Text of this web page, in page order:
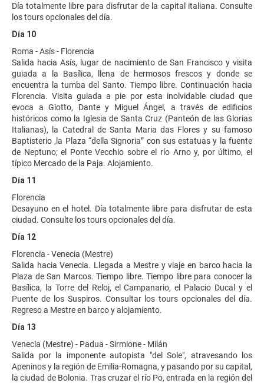
Día totalmente libre para disfrutar de la capital italiana. Consulte
los tours opcionales del día.
Día 10
Roma - Asís - Florencia
Salida hacia Asís, lugar de nacimiento de San Francisco y visita
guiada a la Basílica, llena de hermosos frescos y donde se
encuentra la tumba del Santo. Tiempo libre. Continuación hacia
Florencia. Visita guiada a pie por esta inolvidable ciudad que
evoca a Giotto, Dante y Miguel Ángel, a través de edificios
históricos como la Iglesia de Santa Cruz (Panteón de las Glorias
Italianas), la Catedral de Santa Maria das Flores y su famoso
Baptisterio ,la Plaza “della Signoria” con sus estatuas y la fuente
de Neptuno; el Ponte Vecchio sobre el río Arno y, por último, el
típico Mercado de la Paja. Alojamiento.
Día 11
Florencia
Desayuno en el hotel. Día totalmente libre para disfrutar de esta
ciudad. Consulte los tours opcionales del día.
Día 12
Florencia - Venecia (Mestre)
Salida hacia Venecia. Llegada a Mestre y viaje en barco hacia la
Plaza de San Marcos. Tiempo libre. Tiempo libre para conocer la
Basílica, la Torre del Reloj, el Campanario, el Palacio Ducal y el
Puente de los Suspiros. Consultar los tours opcionales del día.
Regreso a Mestre en barco y alojamiento.
Día 13
Venecia (Mestre) - Padua - Sirmione - Milán
Salida por la imponente autopista "del Sole", atravesando los
Apeninos y la región de Emilia-Romagna, y pasando por su capital,
la ciudad de Bolonia. Tras cruzar el río Po, entrada en la región del